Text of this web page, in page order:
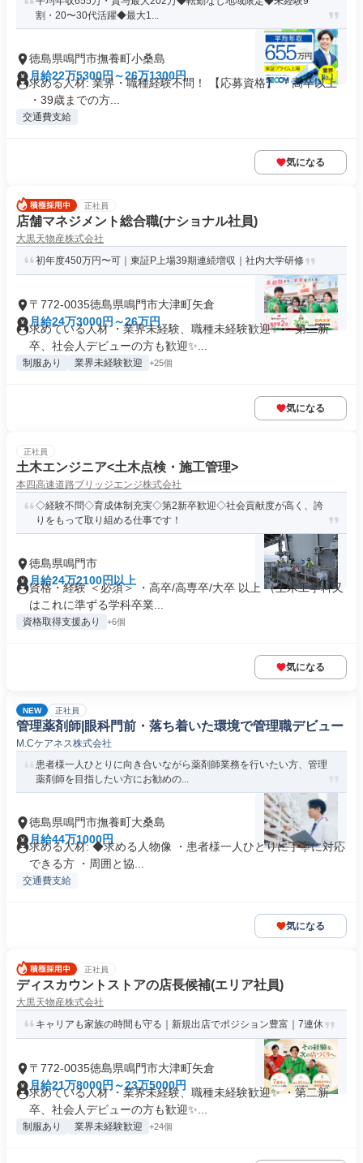
割・20〜30代活躍◆最大1...
徳島県鳴門市撫養町小桑島
月給22万5300円～26万1300円
求める人材: 業界・職種経験不問！ 【応募資格】 ・高卒以上
・39歳までの方...
交通費支給
気になる
正社員
店舗マネジメント総合職(ナショナル社員)
大黒天物産株式会社
初年度450万円〜可｜東証P上場39期連続増収｜社内大学研修
〒772-0035徳島県鳴門市大津町矢倉
月給24万3000円～26万円
求めている人材 ・業界未経験、職種未経験歓迎✨ ・第二新
卒、社会人デビューの方も歓迎✨...
制服あり 業界未経験歓迎 +25個
気になる
正社員
土木エンジニア<土木点検・施工管理>
本四高速道路ブリッジエンジ株式会社
◇経験不問◇育成体制充実◇第2新卒歓迎◇社会貢献度が高く、誇
りをもって取り組める仕事です！
徳島県鳴門市
月給24万2100円以上
資格・経験 ＜必須＞ ・高卒/高専卒/大卒 以上 （土木工学科又
はこれに準ずる学科卒業...
資格取得支援あり +6個
気になる
NEW 正社員
管理薬剤師|眼科門前・落ち着いた環境で管理職デビュー
M.Cケアネス株式会社
患者様一人ひとりに向き合いながら薬剤師業務を行いたい方、管理
薬剤師を目指したい方にお勧めの...
徳島県鳴門市撫養町大桑島
月給44万1000円
求める人材: ◆求める人物像 ・患者様一人ひとりに丁寧に対応
できる方 ・周囲と協...
交通費支給
気になる
正社員
ディスカウントストアの店長候補(エリア社員)
大黒天物産株式会社
キャリアも家族の時間も守る｜新規出店でポジション豊富｜7連休
〒772-0035徳島県鳴門市大津町矢倉
月給21万8000円～23万5000円
求めている人材 ・業界未経験、職種未経験歓迎✨ ・第二新
卒、社会人デビューの方も歓迎✨...
制服あり 業界未経験歓迎 +24個